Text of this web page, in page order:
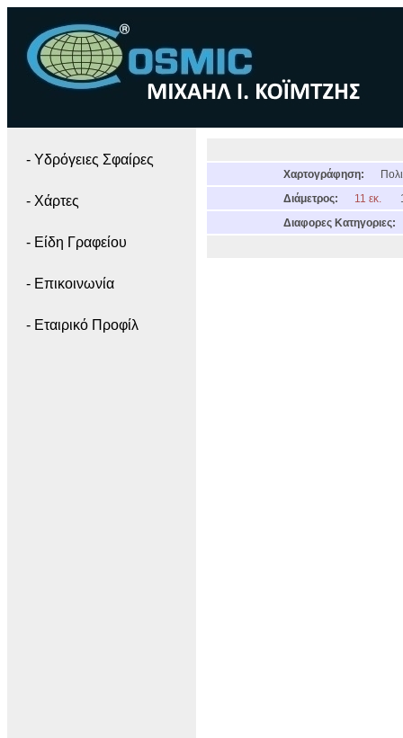
- Yδρόγειες Σφαίρες
- Χάρτες
- Είδη Γραφείου
- Επικοινωνία
- Εταιρικό Προφίλ
Χαρτογράφηση:
Διάμετρος:
11 εκ.
Διαφορες Κατηγοριες: